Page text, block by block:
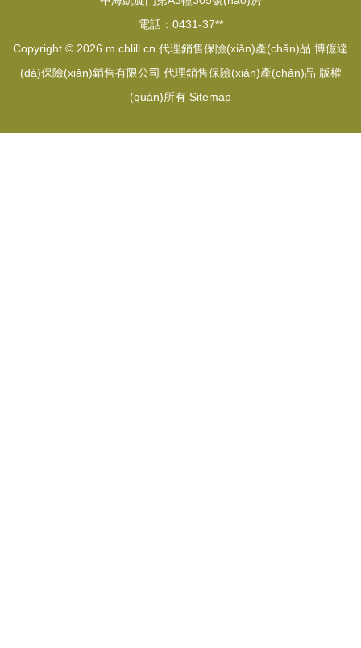
理收取保險(xiǎn)
費(fèi)為例
電話：0431-37**
Copyright © 2026 m.chlill.cn 代理銷售保險(xiǎn)產(chǎn)品 博億達
(dá)保險(xiǎn)銷售有限公司 代理銷售保險(xiǎn)產(chǎn)品 版權
(quán)所有 Sitemap